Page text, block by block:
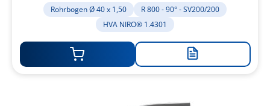
Rohrbogen Ø 40 x 1,50
R 800 - 90° - SV200/200
HVA NIRO® 1.4301
Zur